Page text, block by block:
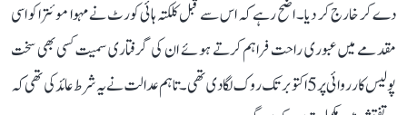
دے کر خارج کر دیا۔ اضح رہے کہ اس سے قبل کلکتہ ہائی کورٹ نے مہوا موئترا کو اسی
مقدمے میں عبوری راحت فراہم کرتے ہوئے ان کی گرفتاری سمیت کسی بھی سخت
پولیس کارروائی پر 5 اکتوبر تک روک لگا دی تھی۔ تاہم عدالت نے یہ شرط عائد کی تھی کہ